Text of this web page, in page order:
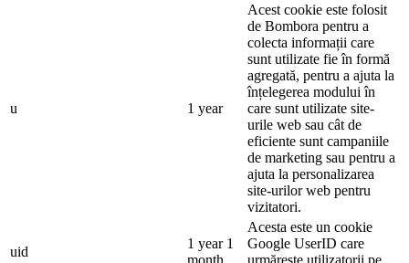
u 1 year
Acest cookie este folosit
de Bombora pentru a
colecta informații care
sunt utilizate fie în formă
agregată, pentru a ajuta la
înțelegerea modului în
care sunt utilizate site-
urile web sau cât de
eficiente sunt campaniile
de marketing sau pentru a
ajuta la personalizarea
site-urilor web pentru
vizitatori.
uid
1 year 1
month
Acesta este un cookie
Google UserID care
urmărește utilizatorii pe